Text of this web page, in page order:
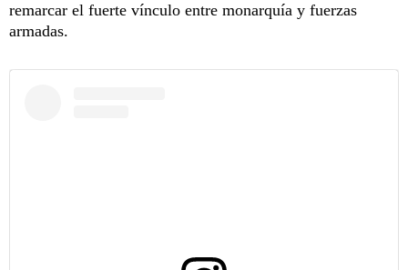
remarcar el fuerte vínculo entre monarquía y fuerzas
armadas.